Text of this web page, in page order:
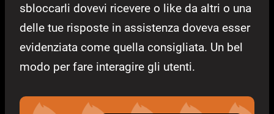
sbloccarli dovevi ricevere o like da altri o una
delle tue risposte in assistenza doveva esser
evidenziata come quella consigliata. Un bel
modo per fare interagire gli utenti.